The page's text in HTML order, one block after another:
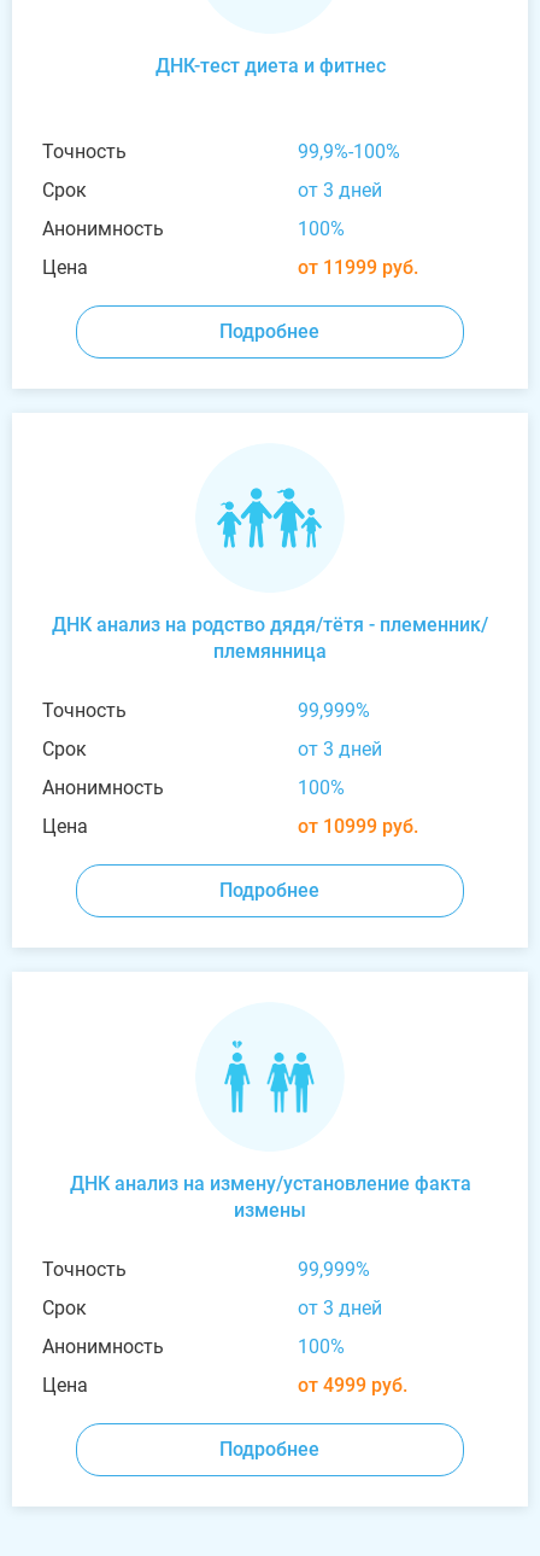
ДНК-тест диета и фитнес
Точность
99,9%-100%
Срок
от 3 дней
Анонимность
100%
Цена
от 11999 руб.
Подробнее
ДНК анализ на родство дядя/тётя - племенник/
племянница
Точность
99,999%
Срок
от 3 дней
Анонимность
100%
Цена
от 10999 руб.
Подробнее
ДНК анализ на измену/установление факта
измены
Точность
99,999%
Срок
от 3 дней
Анонимность
100%
Цена
от 4999 руб.
Подробнее